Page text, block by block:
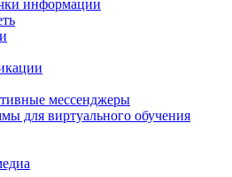
информации
мессенджеры
для виртуального обучения